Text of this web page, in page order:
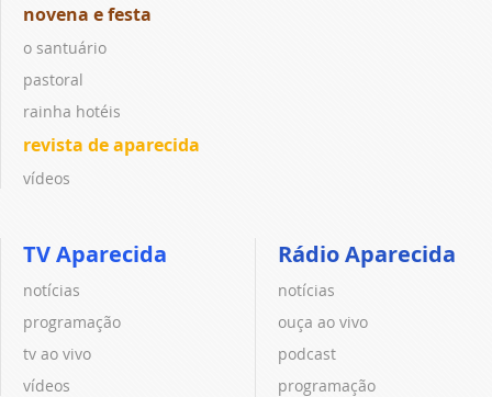
novena e festa
o santuário
pastoral
rainha hotéis
revista de aparecida
vídeos
TV Aparecida
notícias
programação
tv ao vivo
vídeos
Rádio Aparecida
notícias
ouça ao vivo
podcast
programação